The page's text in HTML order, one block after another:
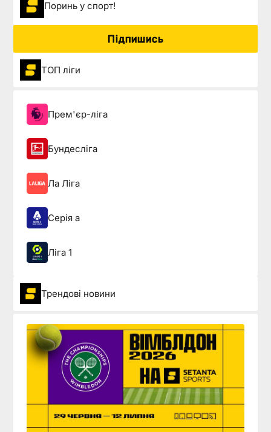
Поринь у спорт!
Підпишись
ТОП ліги
Прем'єр-ліга
Бундесліга
Ла Ліга
Серія а
Ліга 1
Трендові новини